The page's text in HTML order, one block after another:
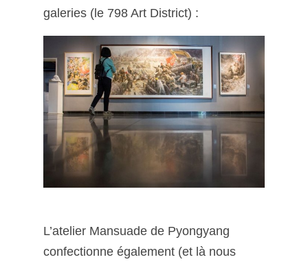
galeries (le 798 Art District) :
L’atelier Mansuade de Pyongyang
confectionne également (et là nous